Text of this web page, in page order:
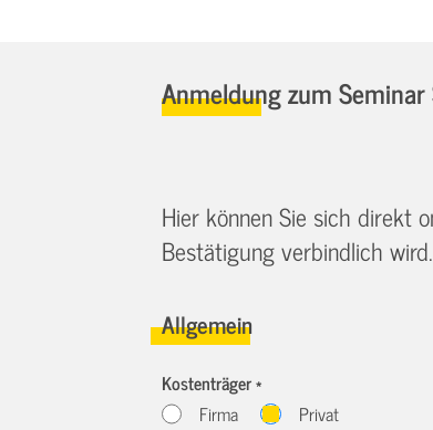
Anmeldung zum
Hier können Sie sich direkt
Bestätigung verbindlich
Allgemein
Kostenträger *
Firma
Privat